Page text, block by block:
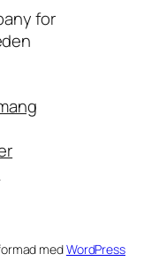
for
medWordPress